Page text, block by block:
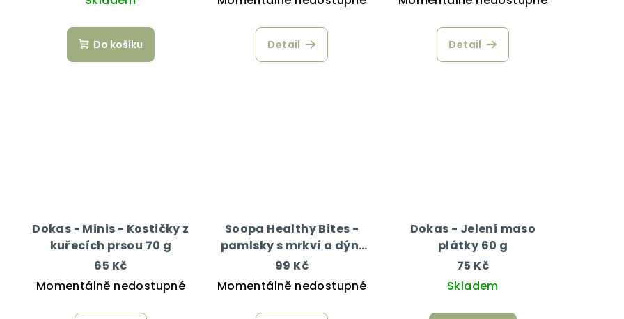
Do košíku Detail Detail
Dokas - Minis - Kostičky z
kuřecích prsou 70 g
65 Kč
Momentálně nedostupné
Soopa Healthy Bites -
pamlsky s mrkví a dýní
50 g
99 Kč
Momentálně nedostupné
Dokas - Jelení maso
plátky 60 g
75 Kč
Skladem